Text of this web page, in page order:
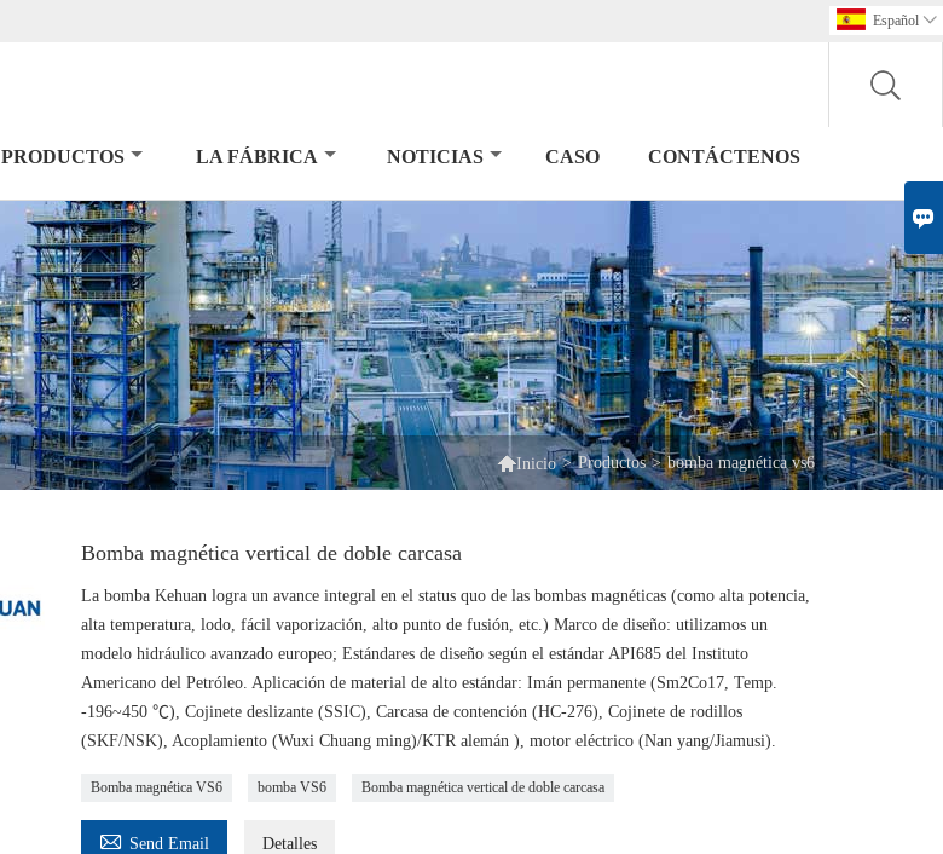
Español 
PRODUCTOS LA FÁBRICA NOTICIAS CASO CONTÁCTENOS
Inicio > Productos > bomba magnética vs6
Bomba magnética vertical de doble carcasa
La bomba Kehuan logra un avance integral en el status quo de las bombas magnéticas (como alta potencia,
alta temperatura, lodo, fácil vaporización, alto punto de fusión, etc.) Marco de diseño: utilizamos un
modelo hidráulico avanzado europeo; Estándares de diseño según el estándar API685 del Instituto
Americano del Petróleo. Aplicación de material de alto estándar: Imán permanente (Sm2Co17, Temp.
-196~450 ℃), Cojinete deslizante (SSIC), Carcasa de contención (HC-276), Cojinete de rodillos
(SKF/NSK), Acoplamiento (Wuxi Chuang ming)/KTR alemán ), motor eléctrico (Nan yang/Jiamusi).
Bomba magnética VS6 bomba VS6 Bomba magnética vertical de doble carcasa
 Send Email Detalles
